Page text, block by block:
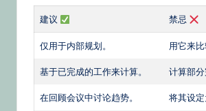
建议 禁忌
仅用于内部规划。 用它来比
基于已完成的工作来计算。 计算部分
在回顾会议中讨论趋势。 将其设定